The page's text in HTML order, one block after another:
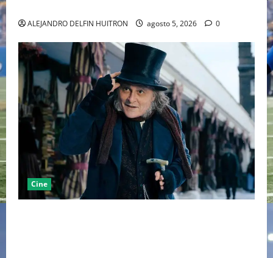
ALEJANDRO DELFIN HUITRON agosto 5, 2026 0
Cine